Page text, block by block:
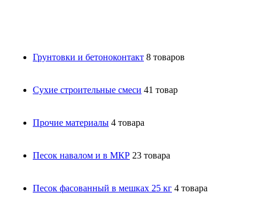
Грунтовки и бетоноконтакт 8 товаров
Сухие строительные смеси 41 товар
Прочие материалы 4 товара
Песок навалом и в МКР 23 товара
Песок фасованный в мешках 25 кг 4 товара